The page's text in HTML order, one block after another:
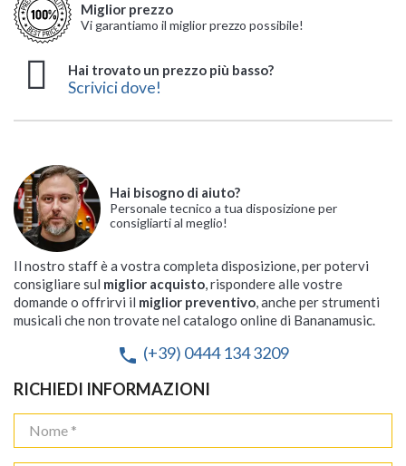
Miglior prezzo
Vi garantiamo il miglior prezzo possibile!
Hai trovato un prezzo più basso?
Scrivici dove!
Hai bisogno di aiuto?
Personale tecnico a tua disposizione per
consigliarti al meglio!
Il nostro staff è a vostra completa disposizione, per potervi
consigliare sul miglior acquisto, rispondere alle vostre
domande o offrirvi il miglior preventivo, anche per strumenti
musicali che non trovate nel catalogo online di Bananamusic.
phone (+39) 0444 134 3209
RICHIEDI INFORMAZIONI